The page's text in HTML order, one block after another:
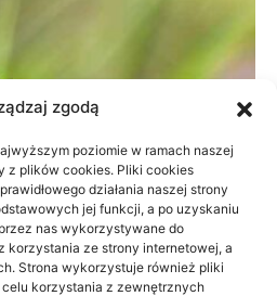
zgodą
poziomie w ramach naszej
z plików cookies. Pliki cookies
działania naszej strony
jej funkcji, a po uzyskaniu
nas wykorzystywane do
korzystania ze strony internetowej, a
Strona wykorzystuje również pliki
korzystania z zewnętrznych
wynagrodzeń w